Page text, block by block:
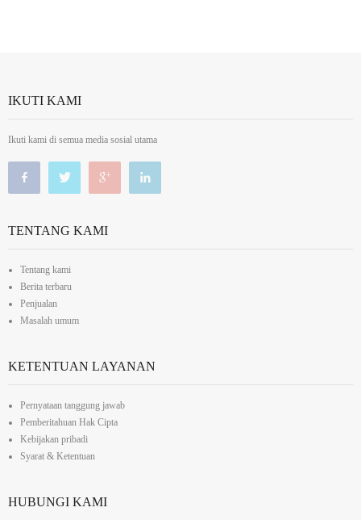
IKUTI KAMI
Ikuti kami di semua media sosial utama
TENTANG KAMI
Tentang kami
Berita terbaru
Penjualan
Masalah umum
KETENTUAN LAYANAN
Pernyataan tanggung jawab
Pemberitahuan Hak Cipta
Kebijakan pribadi
Syarat & Ketentuan
HUBUNGI KAMI